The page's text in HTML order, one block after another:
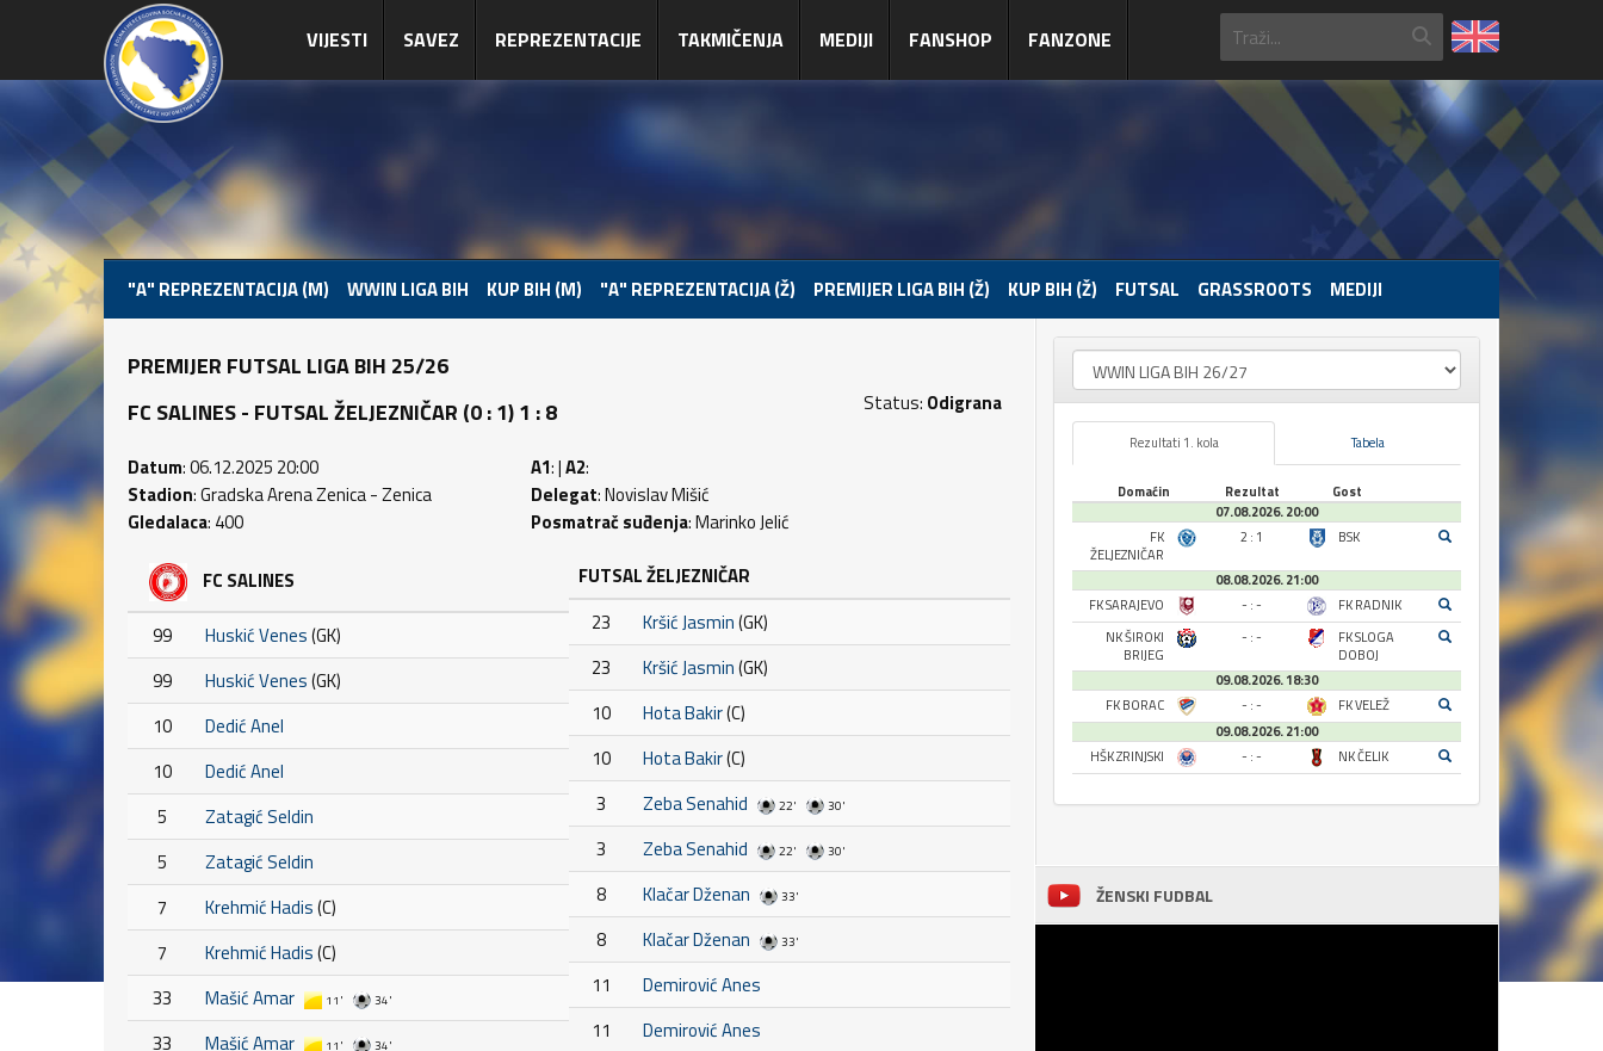
VIJESTI SAVEZ REPREZENTACIJE TAKMIČENJA MEDIJI FANSHOP FANZONE
"A" REPREZENTACIJA (M) WWIN LIGA BIH KUP BIH (M) "A" REPREZENTACIJA (Ž) PREMIJER LIGA BIH (Ž) KUP BIH (Ž) FUTSAL GRASSROOTS MEDIJI
PREMIJER FUTSAL LIGA BIH 25/26
FC SALINES - FUTSAL ŽELJEZNIČAR (0 : 1) 1 : 8
Status: Odigrana
Datum: 06.12.2025 20:00
Stadion: Gradska Arena Zenica - Zenica
Gledalaca: 400
A1: |A2:
Delegat: Novislav Mišić
Posmatrač suđenja: Marinko Jelić
FC SALINES
99 Huskić Venes(GK)
99
Huskić Venes(GK)
10
Dedić Anel
10
Dedić Anel
5
Zatagić Seldin
5
Zatagić Seldin
7
Krehmić Hadis(C)
7
Krehmić Hadis(C)
33
Mašić Amar 11' 34'
33 Mašić Amar 11' 34'
FUTSAL ŽELJEZNIČAR
23
Kršić Jasmin(GK)
23
Kršić Jasmin(GK)
10
Hota Bakir(C)
10
Hota Bakir(C)
3
Zeba Senahid 22' 30'
3 Zeba Senahid 22' 30'
8 Klačar Dženan 33'
8 Klačar Dženan 33'
11
Demirović Anes
11
Demirović Anes
Rezultati 1. kola Tabela
Domaćin Rezultat
Gost
07.08.2026. 20:00
FK
ŽELJEZNIČAR
2 : 1 BSK
08.08.2026. 21:00
FK SARAJEVO
- : -
FK RADNIK
NK ŠIROKI
BRIJEG
- : -
FK SLOGA
DOBOJ
09.08.2026. 18:30
FK BORAC
- : -
FK VELEŽ
09.08.2026. 21:00
HŠK ZRINJSKI
- : - NK ČELIK
ŽENSKI FUDBAL